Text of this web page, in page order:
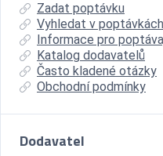
Zadat poptávku
Vyhledat v poptávkách
Informace pro
Katalog dodavatelů
Často kladené otázky
Obchodní podmínky
Dodavatel